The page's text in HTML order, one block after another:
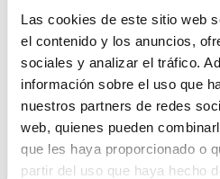
Las cookies de este sitio web
el contenido y los anuncios,
sociales y analizar el tráfico.
información sobre el uso que
nuestros partners de redes
web, quienes pueden
que les haya proporcionado o
partir del uso que haya hecho
HAMMAM
CONTACT
Select Page